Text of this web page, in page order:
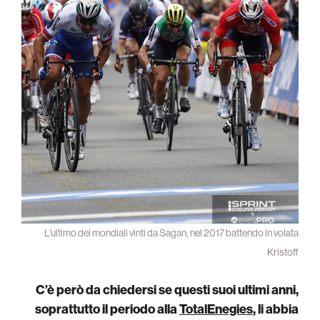
L’ultimo dei mondiali vinti da Sagan, nel 2017 battendo in volata
Kristoff
C’è però da chiedersi se questi suoi ultimi anni,
soprattutto il periodo allaTotalEnegies, li abbia